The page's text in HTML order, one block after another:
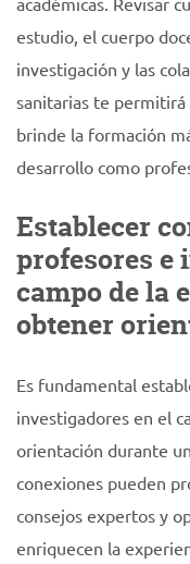
estudio, el cuerpo
investigación y las
sanitarias te
brinde la formación
desarrollo como
Establecer
profesores e
campo de la
obtener
Es fundamental
investigadores en el
orientación durante
conexiones pueden
consejos expertos y
enriquecen la